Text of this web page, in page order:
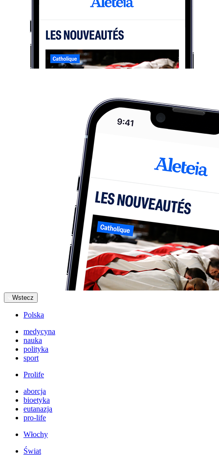
Wstecz
Polska
medycyna
nauka
polityka
sport
Prolife
aborcja
bioetyka
eutanazja
pro-life
Włochy
Świat